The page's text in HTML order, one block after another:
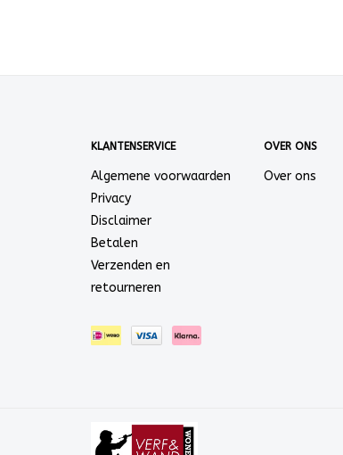
KLANTENSERVICE
Algemene voorwaarden
Privacy
Disclaimer
Betalen
Verzenden en
retourneren
OVER ONS
Over ons